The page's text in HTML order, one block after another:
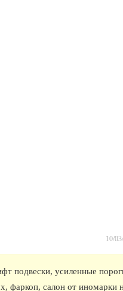
10/
подвески, усиленные
фаркоп, салон от иномарки